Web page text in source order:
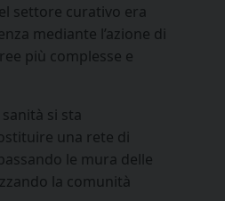
settore curativo era
mediante l’azione di
più complesse e
si sta
una rete di
le mura delle
la comunità